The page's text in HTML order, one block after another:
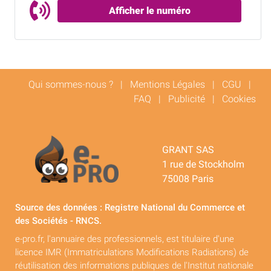
Afficher le numéro
Qui sommes-nous ? | Mentions Légales | CGU |
FAQ | Publicité | Cookies
GRANT SAS
1 rue de Stockholm
75008 Paris
Source des données : Registre National du Commerce et
des Sociétés - RNCS.
e-pro.fr, l'annuaire des professionnels, est titulaire d'une
licence IMR (Immatriculations Modifications Radiations) de
réutilisation des informations publiques de l'Institut nationale